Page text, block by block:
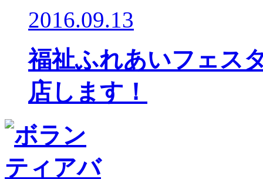
2016.09.13
福祉ふれあいフェス
店します！